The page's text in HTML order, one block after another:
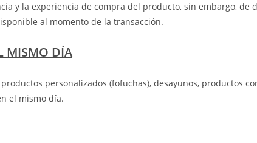
y la experiencia de compra del producto, sin embargo,
al momento de la transacción.
MISMO DÍA
productos personalizados (fofuchas), desayunos,
el mismo día.